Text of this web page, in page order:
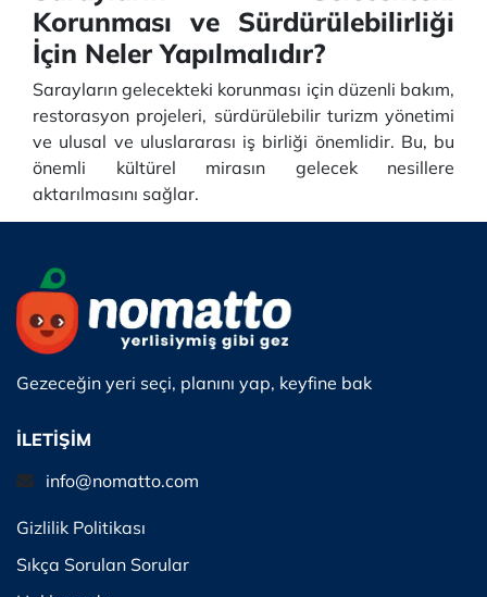
Korunması ve Sürdürülebilirliği
İçin Neler Yapılmalıdır?
Sarayların gelecekteki korunması için düzenli bakım,
restorasyon projeleri, sürdürülebilir turizm yönetimi
ve ulusal ve uluslararası iş birliği önemlidir. Bu, bu
önemli kültürel mirasın gelecek nesillere
aktarılmasını sağlar.
Gezeceğin yeri seçi, planını yap, keyfine bak
İLETİŞİM
info@nomatto.com
Gizlilik Politikası
Sıkça Sorulan Sorular